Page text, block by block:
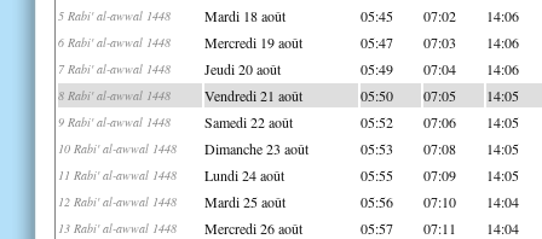
5 Rabi' al-awwal 1448 Mardi 18 août 05:45 07:02 14:06
6 Rabi' al-awwal 1448 Mercredi 19 août 05:47 07:03 14:06
7 Rabi' al-awwal 1448 Jeudi 20 août 05:49 07:04 14:06
8 Rabi' al-awwal 1448 Vendredi 21 août 05:50 07:05 14:05
9 Rabi' al-awwal 1448 Samedi 22 août 05:52 07:06 14:05
10 Rabi' al-awwal 1448 Dimanche 23 août 05:53 07:08 14:05
11 Rabi' al-awwal 1448 Lundi 24 août 05:55 07:09 14:05
12 Rabi' al-awwal 1448 Mardi 25 août 05:56 07:10 14:04
13 Rabi' al-awwal 1448 Mercredi 26 août 05:57 07:11 14:04